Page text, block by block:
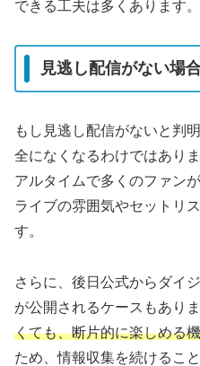
できる工夫は多くあります。
見逃し配信がない場
もし見逃し配信がないと判
全になくなるわけではあり
アルタイムで多くのファン
ライブの雰囲気やセットリ
す。
さらに、後日公式からダイ
が公開されるケースもありま
くても、断片的に楽しめる
ため、情報収集を続けるこ